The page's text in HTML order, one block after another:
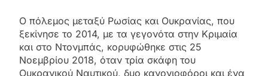
Ο πόλεμος μεταξύ Ρωσίας και Ουκρανίας, που
ξεκίνησε το 2014, με τα γεγονότα στην Κριμαία
και στο Ντονμπάς, κορυφώθηκε στις 25
Νοεμβρίου 2018, όταν τρία σκάφη του
Ουκρανικού Ναυτικού, δυο κανονιοφόροι και ένα